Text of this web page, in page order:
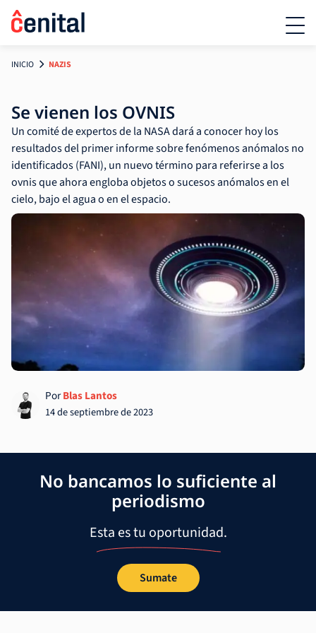
INICIO NAZIS
Se vienen los OVNIS
Un comité de expertos de la NASA dará a conocer hoy los
resultados del primer informe sobre fenómenos anómalos no
identificados (FANI), un nuevo término para referirse a los
ovnis que ahora engloba objetos o sucesos anómalos en el
cielo, bajo el agua o en el espacio.
PorBlas Lantos
14 de septiembre de 2023
No bancamos lo suficiente al
periodismo
Esta es tu oportunidad.
Sumate